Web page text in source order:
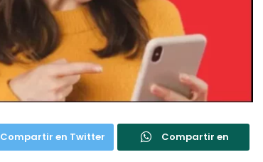
Compartir en Twitter Compartir en